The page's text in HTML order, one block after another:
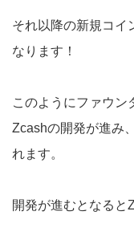
それ以降の新規コイ
なります！
このようにファウン
Zcashの開発が進み
れます。
開発が進むとなると